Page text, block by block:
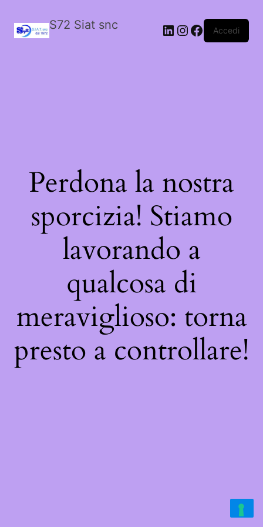
S72 Siat snc LinkedIn
Instagram
Facebook
Accedi
Perdona la nostra
sporcizia! Stiamo
lavorando a
qualcosa di
meraviglioso: torna
presto a controllare!